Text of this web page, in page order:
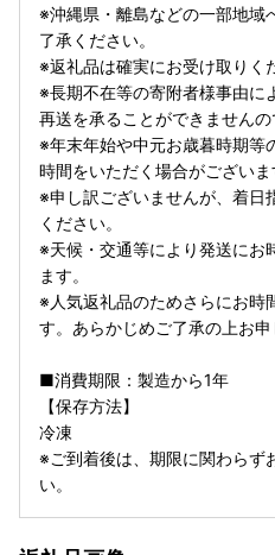
※沖縄県・離島などの一部地域
了承ください。
※返礼品は確実にお受け取りく
※長期不在等の寄附者様事由に
再送を承ることができませんの
※年末年始や中元お歳暮時期等
時間をいただく場合がございま
※申し訳ございませんが、着日
ください。
※天候・交通等により発送にお
ます。
※人気返礼品のためさらにお時
す。あらかじめご了承の上お申
■消費期限：製造から1年
【保存方法】
冷凍
※ご到着後は、期限に関わらず
い。